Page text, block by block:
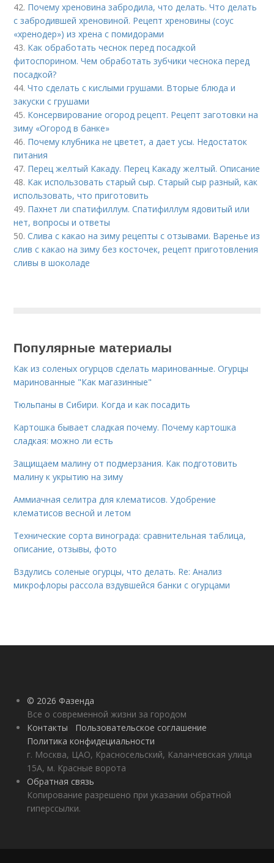
42. Почему хреновина забродила, что делать. Что делать
с забродившей хреновиной. Рецепт хреновины (соус
«хренодер») из хрена с помидорами
43. Как обработать чеснок перед посадкой
фитоспорином. Чем обработать зубчики чеснока перед
посадкой?
44.Что сделать с кислыми грушами. Вторые блюда и
закуски с грушами
45. Консервирование огород рецепт. Рецепт заготовки на
зиму «Огород в банке»
46. Почему клубника не цветет, а дает усы. Недостаток
питания
47. Перец желтый Какаду. Перец Какаду желтый. Описание
48. Как использовать старый сыр. Старый сыр разный, как
использовать, что приготовить
49. Пахнет ли спатифиллум. Спатифиллум ядовитый или
нет, вопросы и ответы
50.Слива с какао на зиму рецепты с отзывами. Варенье из
слив с какао на зиму без косточек, рецепт приготовления
сливы в шоколаде
Популярные материалы
Как из соленых огурцов сделать маринованные. Огурцы
маринованные "Как магазинные"
Тюльпаны в Сибири. Когда и как посадить
Картошка бывает сладкая почему. Почему картошка
сладкая: можно ли есть
Защищаем малину от подмерзания. Как подготовить
малину к укрытию на зиму
Аммиачная селитра для клематисов. Удобрение
клематисов весной и летом
Технические сорта винограда: сравнительная таблица,
описание, отзывы, фото
Вздулись соленые огурцы, что делать. Re: Анализ
микрофлоры рассола вздувшейся банки с огурцами
© 2026 Фазенда
Все о современной жизни за городом
Контакты
Пользовательское соглашение
Политика конфидециальности
г. Москва, ЦАО, Красносельский, Каланчевская улица
15А, м. Красные ворота
Обратная связь
Копирование разрешено при указании обратной
гиперссылки.